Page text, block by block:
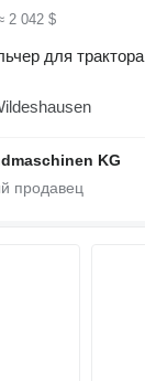
2 042 $
для трактора
KG